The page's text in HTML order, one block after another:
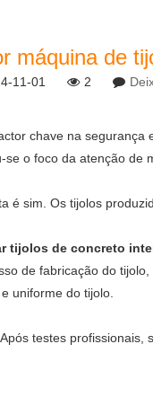
máquina de
11-01 2
chave na segurança
o foco da atenção de
sim. Os tijolos
tijolos de concreto
de fabricação do
uniforme do tijolo.
testes